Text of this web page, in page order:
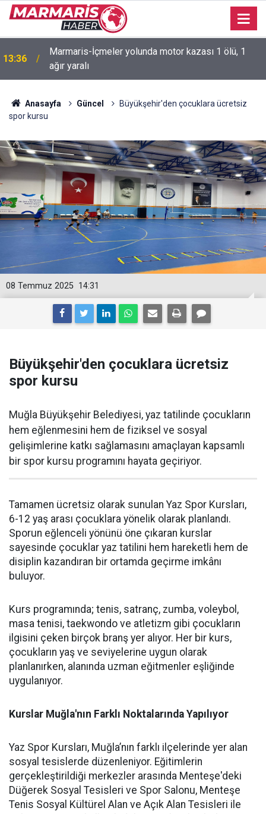
11:41 Marmaris’te çadır kullanıcıları yasak dinlemiyor
Anasayfa Güncel
Büyükşehir'den çocuklara ücretsiz
spor kursu
14:31
08 Temmuz 2025
Büyükşehir'den çocuklara ücretsiz
spor kursu
Muğla Büyükşehir Belediyesi, yaz tatilinde çocukların
hem eğlenmesini hem de fiziksel ve sosyal
gelişimlerine katkı sağlamasını amaçlayan kapsamlı
bir spor kursu programını hayata geçiriyor.
Tamamen ücretsiz olarak sunulan Yaz Spor Kursları,
6-12 yaş arası çocuklara yönelik olarak planlandı.
Sporun eğlenceli yönünü öne çıkaran kurslar
sayesinde çocuklar yaz tatilini hem hareketli hem de
disiplin kazandıran bir ortamda geçirme imkânı
buluyor.
Kurs programında; tenis, satranç, zumba, voleybol,
masa tenisi, taekwondo ve atletizm gibi çocukların
ilgisini çeken birçok branş yer alıyor. Her bir kurs,
çocukların yaş ve seviyelerine uygun olarak
planlanırken, alanında uzman eğitmenler eşliğinde
uygulanıyor.
Kurslar Muğla'nın Farklı Noktalarında Yapılıyor
Yaz Spor Kursları, Muğla’nın farklı ilçelerinde yer alan
sosyal tesislerde düzenleniyor. Eğitimlerin
gerçekleştirildiği merkezler arasında Menteşe'deki
Düğerek Sosyal Tesisleri ve Spor Salonu, Menteşe
Tenis Sosyal Kültürel Alan ve Açık Alan Tesisleri ile